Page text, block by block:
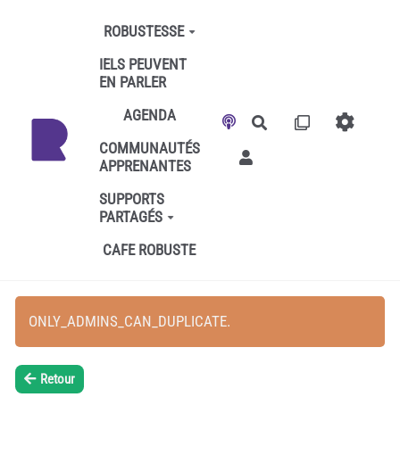
Aller au contenu principal
ROBUSTESSE
IELS PEUVENT
EN PARLER
AGENDA
COMMUNAUTÉS
APPRENANTES
SUPPORTS
PARTAGÉS
CAFE ROBUSTE
Rechercher
ONLY_ADMINS_CAN_DUPLICATE.
Retour